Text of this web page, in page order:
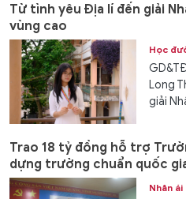
Từ tình yêu Địa lí đến giải
vùng cao
Học
Long
giải
Trao 18 tỷ đồng hỗ trợ
dựng trường chuẩn quốc
Nhân ái